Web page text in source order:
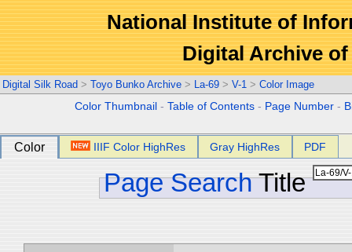
National Institute of
Digital Archive
Digital Silk Road > Toyo Bunko Archive > La-69 > V-1 > Color Image
Color Thumbnail -Table of Contents - Page Number -
Color IIIF Color HighRes Gray HighRes PDF
Page Search Title